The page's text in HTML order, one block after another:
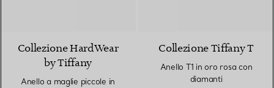
Collezione HardWear
by Tiffany
Anello a maglie piccole in
Collezione Tiffany T
Anello T1 in oro rosa con
diamanti